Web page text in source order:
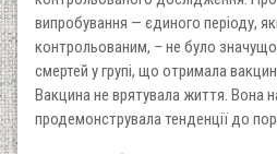
випробування — єдиного періоду,
контрольованим, –не було
смертей у групі, що отримала
Вакцина не врятувала життя. Вона
продемонструвала тенденції до